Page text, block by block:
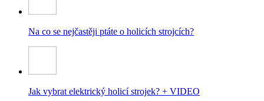
Na co se nejčastěji ptáte o holicích strojcích?
Jak vybrat elektrický holicí strojek? + VIDEO